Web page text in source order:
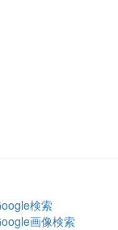
検索
画像検索